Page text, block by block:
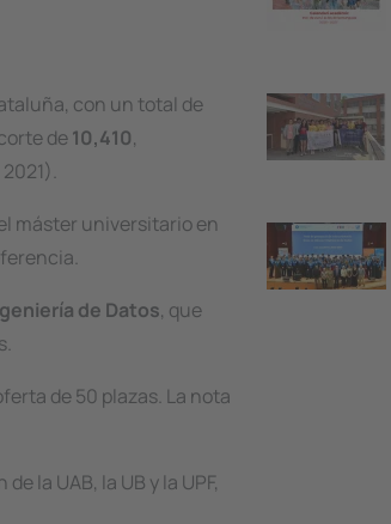
con un total de
de10,410,
máster universitario en
de Datos, que
de 50 plazas. La nota
la UAB, la UB y la UPF,